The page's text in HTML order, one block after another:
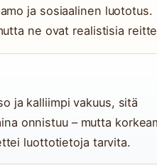
ja sosiaalinen luototus.
ne ovat realistisia
ja kalliimpi vakuus, sitä
onnistuu – mutta
luottotietoja tarvita.